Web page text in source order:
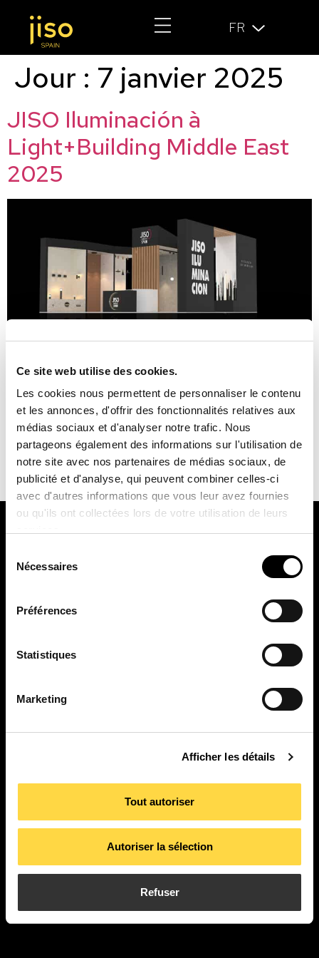
Ce site web utilise des cookies.
Les cookies nous permettent de personnaliser le contenu
et les annonces, d'offrir des fonctionnalités relatives aux
médias sociaux et d'analyser notre trafic. Nous
partageons également des informations sur l'utilisation de
notre site avec nos partenaires de médias sociaux, de
publicité et d'analyse, qui peuvent combiner celles-ci
avec d'autres informations que vous leur avez fournies
ou qu'ils ont collectées lors de votre utilisation de leurs
Nécessaires
Préférences
Statistiques
Marketing
Afficher les détails
Tout autoriser
Autoriser la sélection
Refuser
FR
Jour : 7 janvier 2025
JISO Iluminación à
Light+Building Middle East
2025
Nous avons le plaisir d’annoncer que JISO Iluminación sera
présent à la prochaine édition de Light + Intelligent Building
Middle East, qui se tiendra du 14 au 16 janvier à Dubaï. Lors
de cet événement, nous présenterons nos dernières
innovations pour la nouvelle année, notamment des luminaires
innovants au design avant-gardiste et à l’efficacité
énergétique […]
PI. La Pahilla.
Ap. Correos 116
Applications
Projets
Téléchargements